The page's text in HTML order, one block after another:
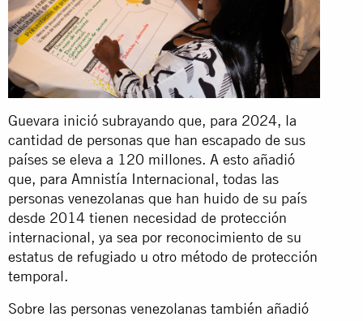
Guevara inició subrayando que, para 2024, la
cantidad de personas que han escapado de sus
países se eleva a 120 millones. A esto añadió
que, para Amnistía Internacional, todas las
personas venezolanas que han huido de su país
desde 2014 tienen necesidad de protección
internacional, ya sea por reconocimiento de su
estatus de refugiado u otro método de protección
temporal.
Sobre las personas venezolanas también añadió